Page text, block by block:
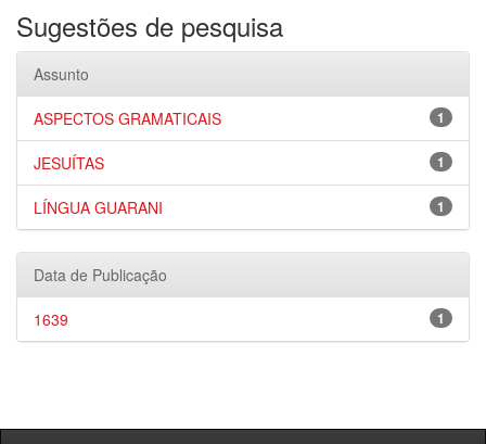
Sugestões de pesquisa
Assunto
1
ASPECTOS GRAMATICAIS
1
JESUÍTAS
1
LÍNGUA GUARANI
Data de Publicação
1
1639